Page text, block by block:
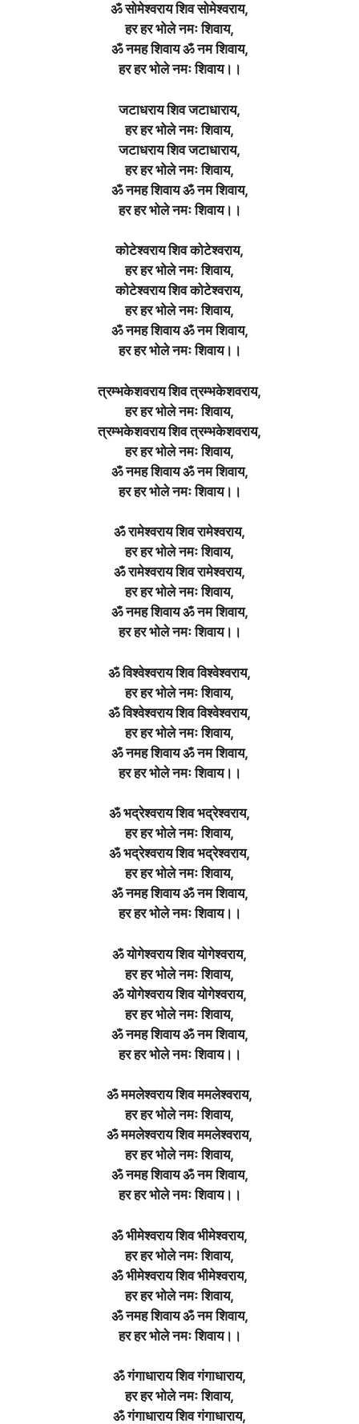
ॐ सोमेश्वराय शिव सोमेश्वराय,
हर हर भोले नमः शिवाय,
ॐ नमह शिवाय ॐ नम शिवाय,
हर हर भोले नमः शिवाय।।
जटाधराय शिव जटाधाराय,
हर हर भोले नमः शिवाय,
जटाधराय शिव जटाधाराय,
हर हर भोले नमः शिवाय,
ॐ नमह शिवाय ॐ नम शिवाय,
हर हर भोले नमः शिवाय।।
कोटेश्वराय शिव कोटेश्वराय,
हर हर भोले नमः शिवाय,
कोटेश्वराय शिव कोटेश्वराय,
हर हर भोले नमः शिवाय,
ॐ नमह शिवाय ॐ नम शिवाय,
हर हर भोले नमः शिवाय।।
त्रम्भकेशवराय शिव त्रम्भकेशवराय,
हर हर भोले नमः शिवाय,
त्रम्भकेशवराय शिव त्रम्भकेशवराय,
हर हर भोले नमः शिवाय,
ॐ नमह शिवाय ॐ नम शिवाय,
हर हर भोले नमः शिवाय।।
ॐ रामेश्वराय शिव रामेश्वराय,
हर हर भोले नमः शिवाय,
ॐ रामेश्वराय शिव रामेश्वराय,
हर हर भोले नमः शिवाय,
ॐ नमह शिवाय ॐ नम शिवाय,
हर हर भोले नमः शिवाय।।
ॐ विश्वेश्वराय शिव विश्वेश्वराय,
हर हर भोले नमः शिवाय,
ॐ विश्वेश्वराय शिव विश्वेश्वराय,
हर हर भोले नमः शिवाय,
ॐ नमह शिवाय ॐ नम शिवाय,
हर हर भोले नमः शिवाय।।
ॐ भद्रेश्वराय शिव भद्रेश्वराय,
हर हर भोले नमः शिवाय,
ॐ भद्रेश्वराय शिव भद्रेश्वराय,
हर हर भोले नमः शिवाय,
ॐ नमह शिवाय ॐ नम शिवाय,
हर हर भोले नमः शिवाय।।
ॐ योगेश्वराय शिव योगेश्वराय,
हर हर भोले नमः शिवाय,
ॐ योगेश्वराय शिव योगेश्वराय,
हर हर भोले नमः शिवाय,
ॐ नमह शिवाय ॐ नम शिवाय,
हर हर भोले नमः शिवाय।।
ॐ ममलेश्वराय शिव ममलेश्वराय,
हर हर भोले नमः शिवाय,
ॐ ममलेश्वराय शिव ममलेश्वराय,
हर हर भोले नमः शिवाय,
ॐ नमह शिवाय ॐ नम शिवाय,
हर हर भोले नमः शिवाय।।
ॐ भीमेश्वराय शिव भीमेश्वराय,
हर हर भोले नमः शिवाय,
ॐ भीमेश्वराय शिव भीमेश्वराय,
हर हर भोले नमः शिवाय,
ॐ नमह शिवाय ॐ नम शिवाय,
हर हर भोले नमः शिवाय।।
ॐ गंगाधाराय शिव गंगाधाराय,
हर हर भोले नमः शिवाय,
ॐ गंगाधाराय शिव गंगाधाराय,